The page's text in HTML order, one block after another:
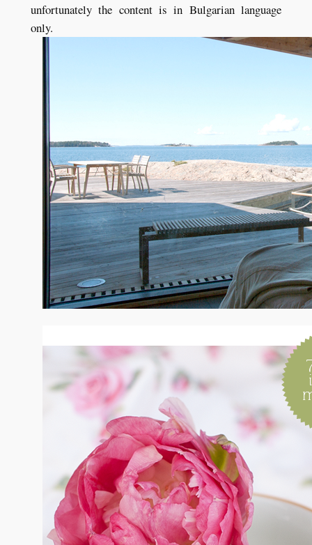
unfortunately the content is in Bulgarian language
only.